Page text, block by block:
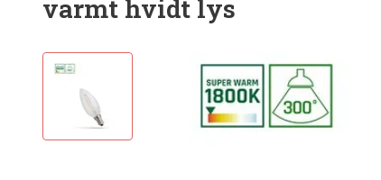
LED Spots og lamper
LED Pærer
LED Armatur Komplet
LED Butiksbelysning
varmt hvidt lys